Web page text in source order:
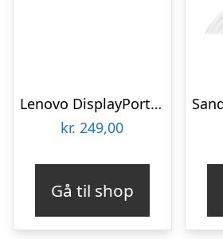
Lenovo DisplayPort cable – 1.8 m
kr. 249,00
Gå til shop